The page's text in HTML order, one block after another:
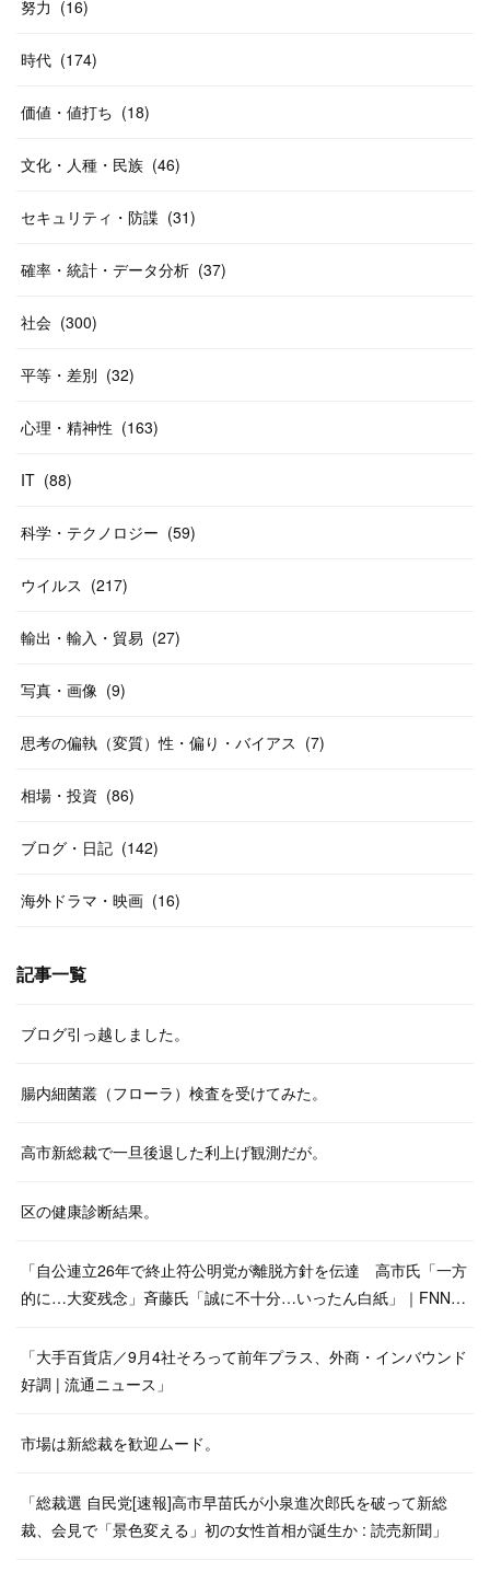
努力 (16)
時代 (174)
価値・値打ち (18)
文化・人種・民族 (46)
セキュリティ・防諜 (31)
確率・統計・データ分析 (37)
社会 (300)
平等・差別 (32)
心理・精神性 (163)
IT (88)
科学・テクノロジー (59)
ウイルス (217)
輸出・輸入・貿易 (27)
写真・画像 (9)
思考の偏執（変質）性・偏り・バイアス (7)
相場・投資 (86)
ブログ・日記 (142)
海外ドラマ・映画 (16)
記事一覧
ブログ引っ越しました。
腸内細菌叢（フローラ）検査を受けてみた。
高市新総裁で一旦後退した利上げ観測だが。
区の健康診断結果。
「自公連立26年で終止符公明党が離脱方針を伝達 高市氏「一方
的に…大変残念」斉藤氏「誠に不十分…いったん白紙」｜FNN…
「大手百貨店／9月4社そろって前年プラス、外商・インバウンド
好調 | 流通ニュース」
市場は新総裁を歓迎ムード。
「総裁選 自民党[速報]高市早苗氏が小泉進次郎氏を破って新総
裁、会見で「景色変える」初の女性首相が誕生か : 読売新聞」